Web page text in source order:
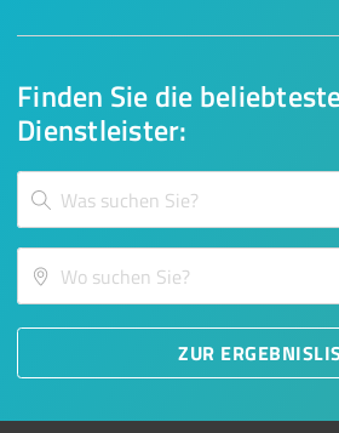
Finden Sie die
Dienstleister:
ZUR